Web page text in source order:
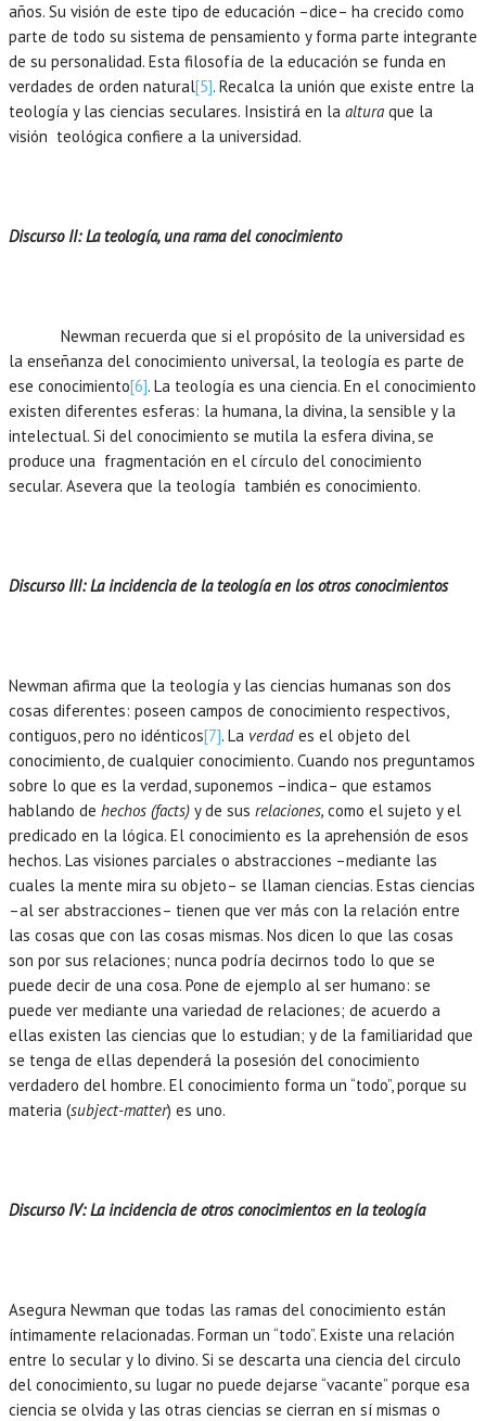
años. Su visión de este tipo de educación –dice– ha crecido como
parte de todo su sistema de pensamiento y forma parte integrante
de su personalidad. Esta filosofía de la educación se funda en
verdades de orden natural[5]. Recalca la unión que existe entre la
teología y las ciencias seculares. Insistirá en la altura que la
visión teológica confiere a la universidad.
Discurso II: La teología, una rama del conocimiento
Newman recuerda que si el propósito de la universidad es
la enseñanza del conocimiento universal, la teología es parte de
ese conocimiento[6]. La teología es una ciencia. En el conocimiento
existen diferentes esferas: la humana, la divina, la sensible y la
intelectual. Si del conocimiento se mutila la esfera divina, se
produce una fragmentación en el círculo del conocimiento
secular. Asevera que la teología también es conocimiento.
Discurso III: La incidencia de la teología en los otros conocimientos
Newman afirma que la teología y las ciencias humanas son dos
cosas diferentes: poseen campos de conocimiento respectivos,
contiguos, pero no idénticos[7]. La verdad es el objeto del
conocimiento, de cualquier conocimiento. Cuando nos preguntamos
sobre lo que es la verdad, suponemos –indica– que estamos
hablando de hechos (facts) y de sus relaciones, como el sujeto y el
predicado en la lógica. El conocimiento es la aprehensión de esos
hechos. Las visiones parciales o abstracciones –mediante las
cuales la mente mira su objeto– se llaman ciencias. Estas ciencias
–al ser abstracciones– tienen que ver más con la relación entre
las cosas que con las cosas mismas. Nos dicen lo que las cosas
son por sus relaciones; nunca podría decirnos todo lo que se
puede decir de una cosa. Pone de ejemplo al ser humano: se
puede ver mediante una variedad de relaciones; de acuerdo a
ellas existen las ciencias que lo estudian; y de la familiaridad que
se tenga de ellas dependerá la posesión del conocimiento
verdadero del hombre. El conocimiento forma un “todo”, porque su
materia (subject-matter) es uno.
Discurso IV: La incidencia de otros conocimientos en la teología
Asegura Newman que todas las ramas del conocimiento están
íntimamente relacionadas. Forman un “todo”. Existe una relación
entre lo secular y lo divino. Si se descarta una ciencia del circulo
del conocimiento, su lugar no puede dejarse “vacante” porque esa
ciencia se olvida y las otras ciencias se cierran en sí mismas o